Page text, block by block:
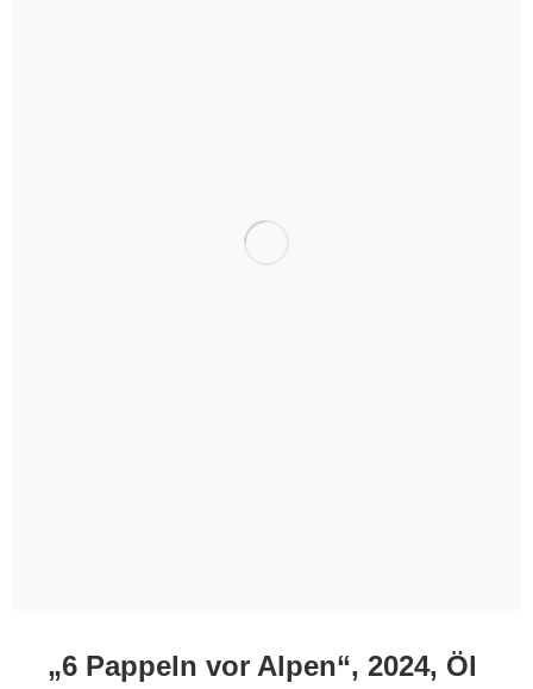
„6 Pappeln vor Alpen“, 2024, Öl